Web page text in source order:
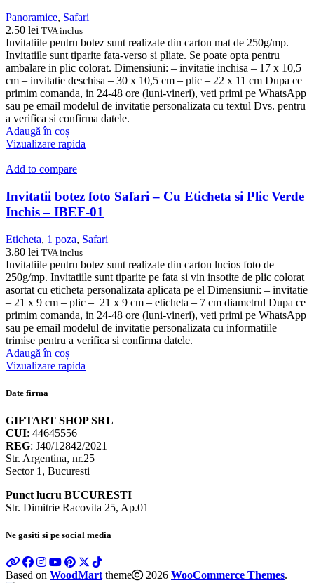
Panoramice, Safari
2.50 lei TVA inclus
Invitatiile pentru botez sunt realizate din carton mat de 250g/mp.
Invitatiile sunt tiparite fata-verso si pliate. Se poate opta pentru
ambalare in plic colorat. Dimensiuni: – invitatie inchisa – 17 x 10,5
cm – invitatie deschisa – 30 x 10,5 cm – plic – 22 x 11 cm Dupa ce
primim comanda, in 24-48 ore (luni-vineri), veti primi pe WhatsApp
sau pe email modelul de invitatie personalizata cu textul Dvs. pentru
a verifica si confirma datele.
Adaugă în coș
Vizualizare rapida
Add to compare
Invitatii botez foto Safari – Cu Eticheta si Plic Verde
Inchis – IBEF-01
Eticheta, 1 poza, Safari
3.80 lei TVA inclus
Invitatiile pentru botez sunt realizate din carton lucios foto de
250g/mp. Invitatiile sunt tiparite pe fata si vin insotite de plic colorat
asortat cu eticheta personalizata aplicata pe el Dimensiuni: – invitatie
– 21 x 9 cm – plic – 21 x 9 cm – eticheta – 7 cm diametrul Dupa ce
primim comanda, in 24-48 ore (luni-vineri), veti primi pe WhatsApp
sau pe email modelul de invitatie personalizata cu informatiile
trimise pentru a verifica si confirma datele.
Adaugă în coș
Vizualizare rapida
Date firma
GIFTART SHOP SRL
CUI: 44645556
REG: J40/12842/2021
Str. Argentina, nr.25
Sector 1, Bucuresti
Punct lucru BUCURESTI
Str. Dimitrie Racovita 25, Ap.01
Ne gasiti si pe social media
Based on WoodMart theme 2026 WooCommerce Themes.